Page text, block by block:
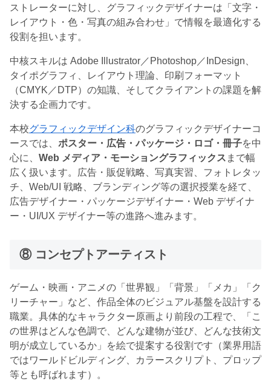
ストレーターに対し、グラフィックデザイナーは「文字・
レイアウト・色・写真の組み合わせ」で情報を最適化する
役割を担います。
中核スキルは Adobe Illustrator／Photoshop／InDesign、
タイポグラフィ、レイアウト理論、印刷フォーマット
（CMYK／DTP）の知識、そしてクライアントの課題を解
決する企画力です。
本校グラフィックデザイン科のグラフィックデザイナーコ
ースでは、 ポスター・広告・パッケージ・ロゴ・冊子を中
心に、 Web メディア・モーショングラフィックス まで幅
広く扱います。広告・販促戦略、写真実習、フォトレタッ
チ、Web/UI 戦略、ブランディング等の選択授業を経て、
広告デザイナー・パッケージデザイナー・Web デザイナ
ー・UI/UX デザイナー等の進路へ進みます。
⑧ コンセプトアーティスト
ゲーム・映画・アニメの「世界観」「背景」「メカ」「ク
リーチャー」など、作品全体のビジュアル基盤を設計する
職業。具体的なキャラクター原画より前段の工程で、「こ
の世界はどんな色調で、どんな建物が並び、どんな技術文
明が成立しているか」を絵で提案する役割です（業界用語
ではワールドビルディング、カラースクリプト、プロップ
等とも呼ばれます）。